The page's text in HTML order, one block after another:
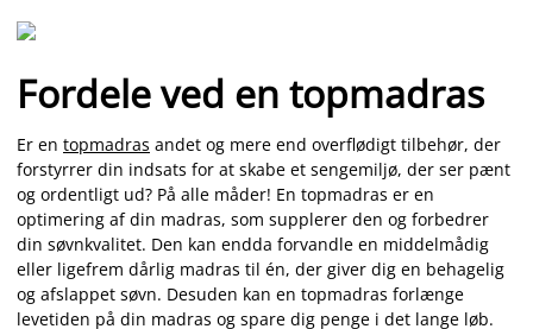
Fordele ved en topmadras
Er en topmadras andet og mere end overflødigt tilbehør, der
forstyrrer din indsats for at skabe et sengemiljø, der ser pænt
og ordentligt ud? På alle måder! En topmadras er en
optimering af din madras, som supplerer den og forbedrer
din søvnkvalitet. Den kan endda forvandle en middelmådig
eller ligefrem dårlig madras til én, der giver dig en behagelig
og afslappet søvn. Desuden kan en topmadras forlænge
levetiden på din madras og spare dig penge i det lange løb.